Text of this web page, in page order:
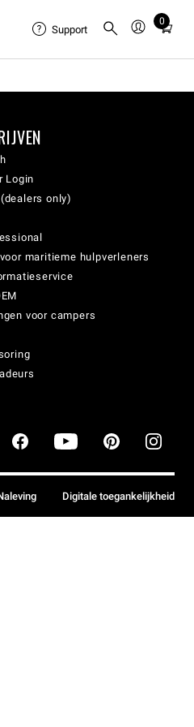
Support
0
Total
in
Login
only)
maritieme hulpverleners
voor campers
Digitale toegankelijkheid